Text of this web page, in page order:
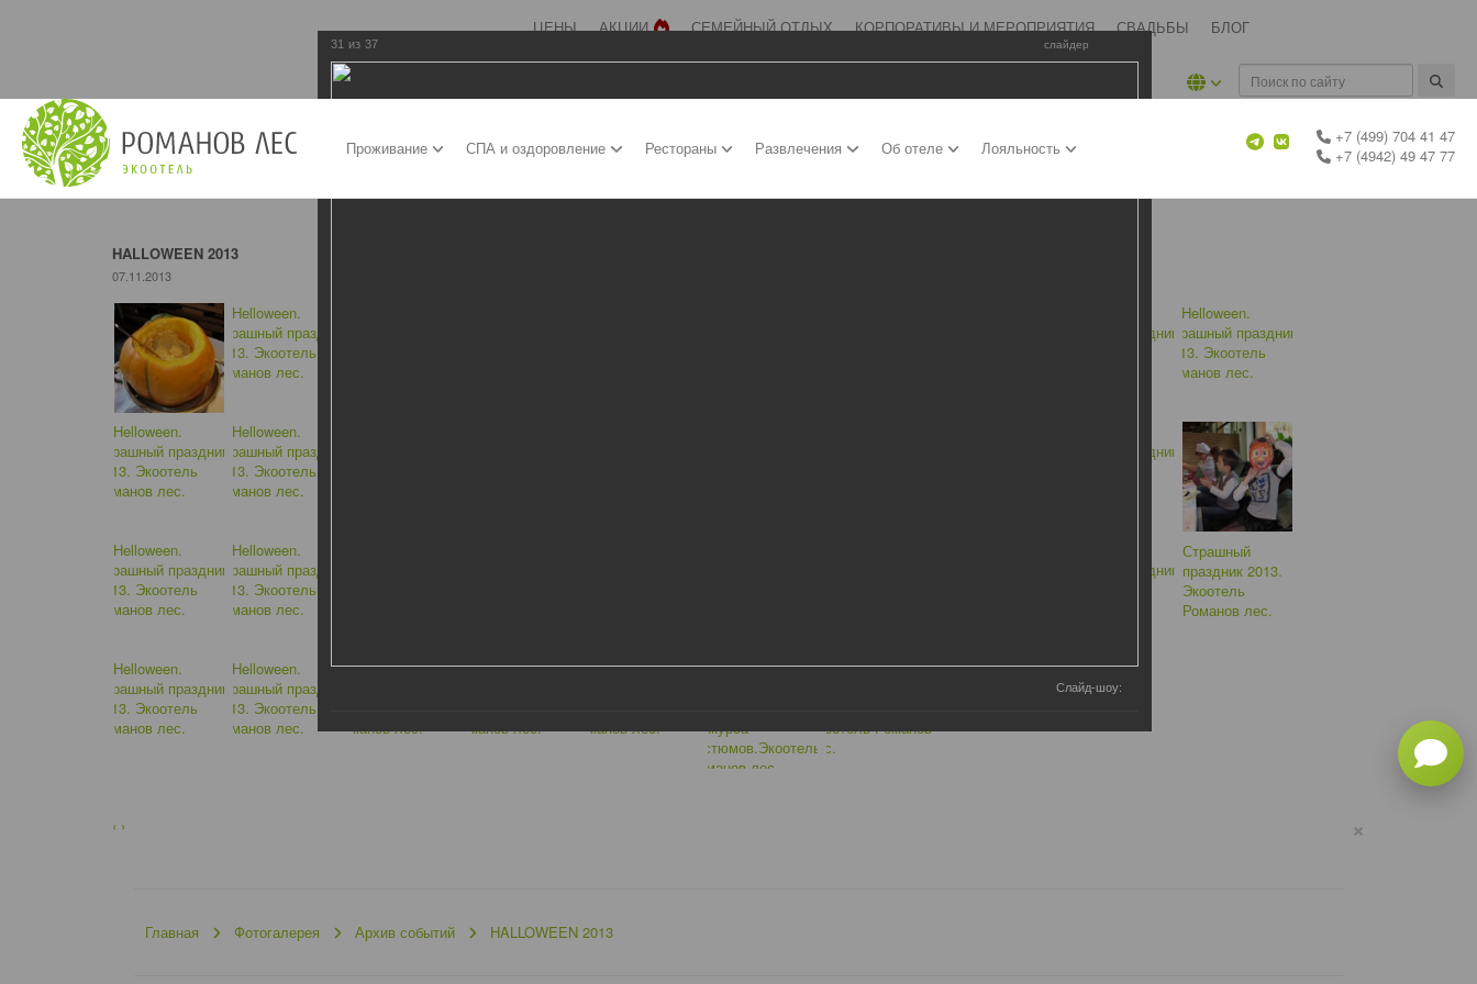
ЦЕНЫ АКЦИИ СЕМЕЙНЫЙ ОТДЫХ КОРПОРАТИВЫ И МЕРОПРИЯТИЯ СВАДЬБЫ БЛОГ
Проживание СПА и оздоровление Рестораны Развлечения Об отеле Лояльность
+7 (499) 704 41 47
+7 (4942) 49 47 77
HALLOWEEN 2013
07.11.2013
‹ › ×
Главная Фотогалерея Архив событий HALLOWEEN 2013
31 из 37 слайдер
Слайд-шоу: